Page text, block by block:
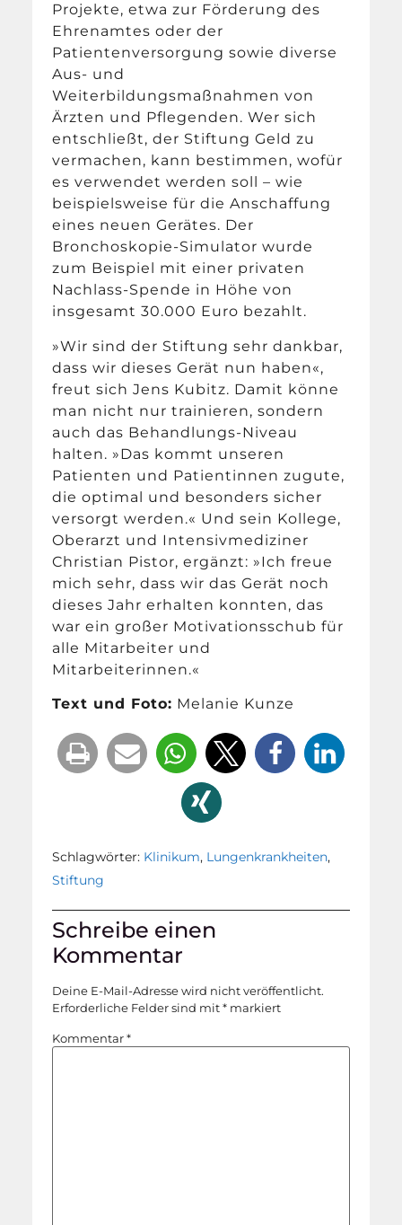
Projekte, etwa zur Förderung des
Ehrenamtes oder der
Patientenversorgung sowie diverse
Aus- und
Weiterbildungsmaßnahmen von
Ärzten und Pflegenden. Wer sich
entschließt, der Stiftung Geld zu
vermachen, kann bestimmen, wofür
es verwendet werden soll – wie
beispielsweise für die Anschaffung
eines neuen Gerätes. Der
Bronchoskopie-Simulator wurde
zum Beispiel mit einer privaten
Nachlass-Spende in Höhe von
insgesamt 30.000 Euro bezahlt.
»Wir sind der Stiftung sehr dankbar,
dass wir dieses Gerät nun haben«,
freut sich Jens Kubitz. Damit könne
man nicht nur trainieren, sondern
auch das Behandlungs-Niveau
halten. »Das kommt unseren
Patienten und Patientinnen zugute,
die optimal und besonders sicher
versorgt werden.« Und sein Kollege,
Oberarzt und Intensivmediziner
Christian Pistor, ergänzt: »Ich freue
mich sehr, dass wir das Gerät noch
dieses Jahr erhalten konnten, das
war ein großer Motivationsschub für
alle Mitarbeiter und
Mitarbeiterinnen.«
Text und Foto: Melanie Kunze
Schlagwörter: Klinikum, Lungenkrankheiten,
Stiftung
Schreibe einen
Kommentar
Deine E-Mail-Adresse wird nicht veröffentlicht.
Erforderliche Felder sind mit* markiert
Kommentar*